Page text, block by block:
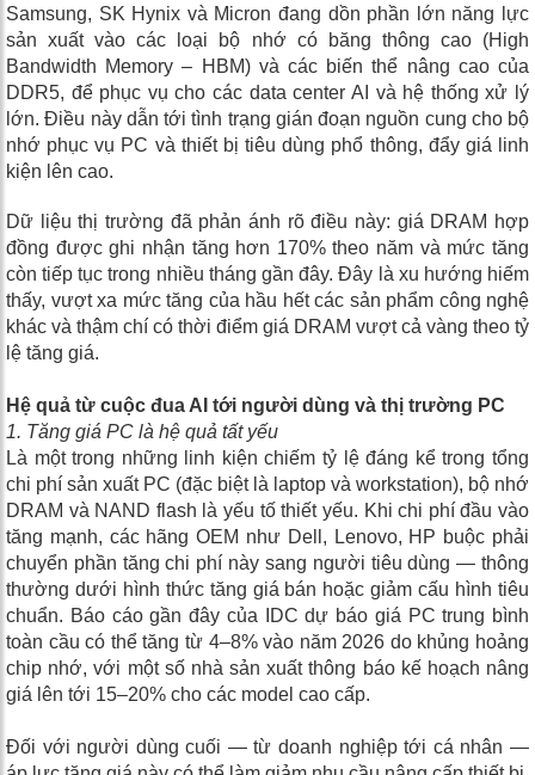
Samsung, SK Hynix và Micron đang dồn phần lớn năng lực
sản xuất vào các loại bộ nhớ có băng thông cao (High
Bandwidth Memory – HBM) và các biến thể nâng cao của
DDR5, để phục vụ cho các data center AI và hệ thống xử lý
lớn. Điều này dẫn tới tình trạng gián đoạn nguồn cung cho bộ
nhớ phục vụ PC và thiết bị tiêu dùng phổ thông, đẩy giá linh
kiện lên cao.
Dữ liệu thị trường đã phản ánh rõ điều này: giá DRAM hợp
đồng được ghi nhận tăng hơn 170% theo năm và mức tăng
còn tiếp tục trong nhiều tháng gần đây. Đây là xu hướng hiếm
thấy, vượt xa mức tăng của hầu hết các sản phẩm công nghệ
khác và thậm chí có thời điểm giá DRAM vượt cả vàng theo tỷ
lệ tăng giá.
Hệ quả từ cuộc đua AI tới người dùng và thị trường PC
1. Tăng giá PC là hệ quả tất yếu
Là một trong những linh kiện chiếm tỷ lệ đáng kể trong tổng
chi phí sản xuất PC (đặc biệt là laptop và workstation), bộ nhớ
DRAM và NAND flash là yếu tố thiết yếu. Khi chi phí đầu vào
tăng mạnh, các hãng OEM như Dell, Lenovo, HP buộc phải
chuyển phần tăng chi phí này sang người tiêu dùng — thông
thường dưới hình thức tăng giá bán hoặc giảm cấu hình tiêu
chuẩn. Báo cáo gần đây của IDC dự báo giá PC trung bình
toàn cầu có thể tăng từ 4–8% vào năm 2026 do khủng hoảng
chip nhớ, với một số nhà sản xuất thông báo kế hoạch nâng
giá lên tới 15–20% cho các model cao cấp.
Đối với người dùng cuối — từ doanh nghiệp tới cá nhân —